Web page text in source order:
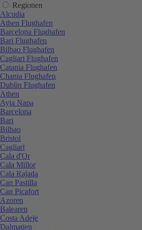
Regionen
Alcudia
Athen Flughafen
Barcelona Flughafen
Bari Flughafen
Bilbao Flughafen
Cagliari Flughafen
Catania Flughafen
Chania Flughafen
Dublin Flughafen
Athen
Ayia Napa
Barcelona
Bari
Bilbao
Bristol
Cagliari
Cala d'Or
Cala Millor
Cala Rajada
Can Pastilla
Can Picafort
Azoren
Balearen
Costa Adeje
Dalmatien